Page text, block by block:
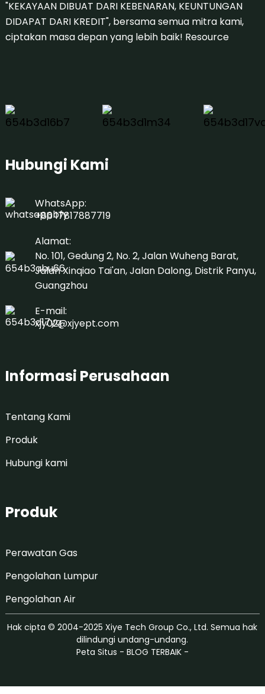
"KEKAYAAN DIBUAT DARI KEBENARAN, KEUNTUNGAN
DIDAPAT DARI KREDIT", bersama semua mitra kami,
ciptakan masa depan yang lebih baik! Resource
Hubungi Kami
WhatsApp:
+86 17817887719
Alamat:
No. 101, Gedung 2, No. 2, Jalan Wuheng Barat,
Jalan Xinqiao Tai'an, Jalan Dalong, Distrik Panyu,
Guangzhou
E-mail:
xjy02@xjyept.com
Informasi Perusahaan
Tentang Kami
Produk
Hubungi kami
Produk
Perawatan Gas
Pengolahan Lumpur
Pengolahan Air
Hak cipta © 2004-2025 Xiye Tech Group Co., Ltd. Semua hak
dilindungi undang-undang.
Peta Situs - BLOG TERBAIK -